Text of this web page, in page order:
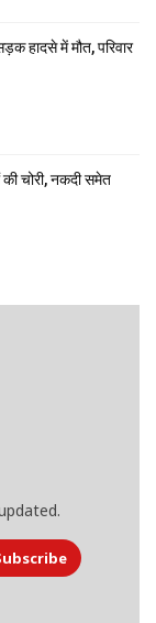
हादसे में मौत, परिवार
चोरी, नकदी समेत